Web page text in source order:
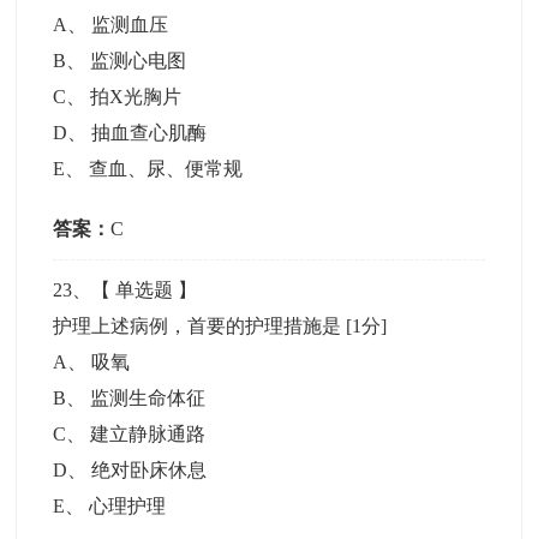
A
监测血压
B
监测心电图
C 、拍X光胸片
D 、抽血查心肌酶
E 、查血、尿、便常规
答案：C
23 、【单选题 】
护理上述病例，首要的护理措施是 [1分]
A
吸氧
B
监测生命体征
C 、建立静脉通路
D 、绝对卧床休息
E 、心理护理